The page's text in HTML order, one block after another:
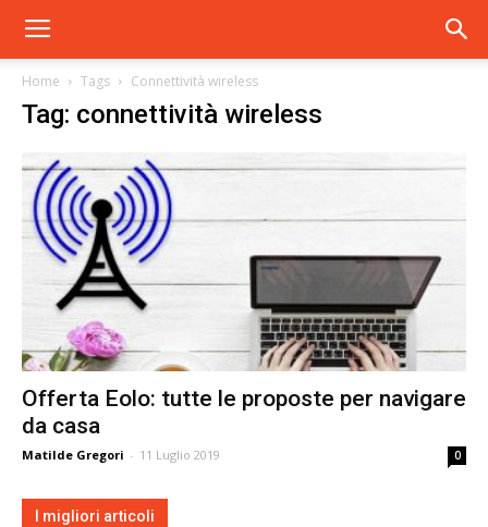
Home Tags Connettività wireless
Tag: connettività wireless
Offerta Eolo: tutte le proposte per navigare
da casa
Matilde Gregori - 11 Luglio 2019 0
I migliori articoli